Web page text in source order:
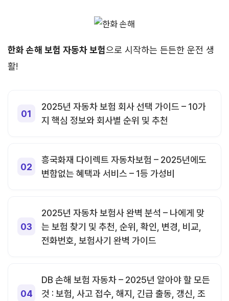
한화 손해 보험 자동차 보험으로 시작하는 든든한 운전 생
활!
2025년 자동차 보험 회사 선택 가이드 – 10가
지 핵심 정보와 회사별 순위 및 추천
흥국화재 다이렉트 자동차보험 – 2025년에도
변함없는 혜택과 서비스 – 1등 가성비
2025년 자동차 보험사 완벽 분석 – 나에게 맞
는 보험 찾기 및 추천, 순위, 확인, 변경, 비교,
전화번호, 보험사기 완벽 가이드
DB 손해 보험 자동차 – 2025년 알아야 할 모든
것 : 보험, 사고 접수, 해지, 긴급 출동, 갱신, 조